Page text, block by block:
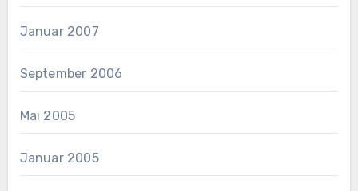
Januar 2007
September 2006
Mai 2005
Januar 2005